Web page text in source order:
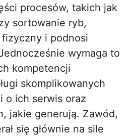
procesów, takich jak
sortowanie ryb,
fizyczny i podnosi
wymaga to
kompetencji
skomplikowanych
o ich serwis oraz
jakie generują. Zawód,
się głównie na sile